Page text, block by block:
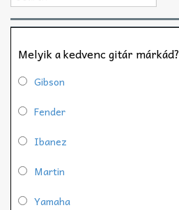
Melyik a kedvenc gitár márkád?
Gibson
Fender
Ibanez
Martin
Yamaha